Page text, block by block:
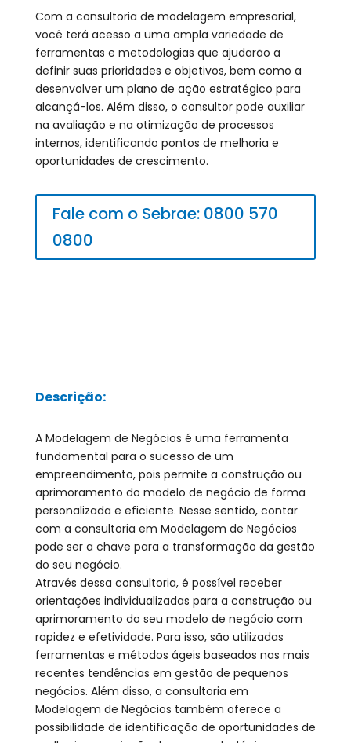
Com a consultoria de modelagem empresarial,
você terá acesso a uma ampla variedade de
ferramentas e metodologias que ajudarão a
definir suas prioridades e objetivos, bem como a
desenvolver um plano de ação estratégico para
alcançá-los. Além disso, o consultor pode auxiliar
na avaliação e na otimização de processos
internos, identificando pontos de melhoria e
oportunidades de crescimento.
Fale com o Sebrae: 0800 570
0800
Descrição:
A Modelagem de Negócios é uma ferramenta
fundamental para o sucesso de um
empreendimento, pois permite a construção ou
aprimoramento do modelo de negócio de forma
personalizada e eficiente. Nesse sentido, contar
com a consultoria em Modelagem de Negócios
pode ser a chave para a transformação da gestão
do seu negócio.
Através dessa consultoria, é possível receber
orientações individualizadas para a construção ou
aprimoramento do seu modelo de negócio com
rapidez e efetividade. Para isso, são utilizadas
ferramentas e métodos ágeis baseados nas mais
recentes tendências em gestão de pequenos
negócios. Além disso, a consultoria em
Modelagem de Negócios também oferece a
possibilidade de identificação de oportunidades de